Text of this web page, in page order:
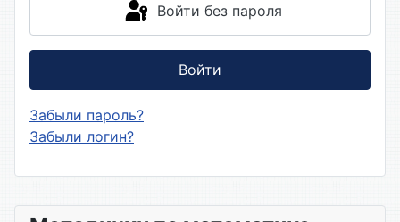
Войти без пароля
Войти
Забыли пароль?
Забыли логин?